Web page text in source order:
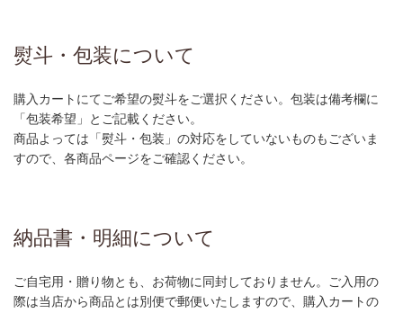
熨斗・包装について
購入カートにてご希望の熨斗をご選択ください。包装は備考欄に
「包装希望」とご記載ください。
商品よっては「熨斗・包装」の対応をしていないものもございま
すので、各商品ページをご確認ください。
納品書・明細について
ご自宅用・贈り物とも、お荷物に同封しておりません。ご入用の
際は当店から商品とは別便で郵便いたしますので、購入カートの